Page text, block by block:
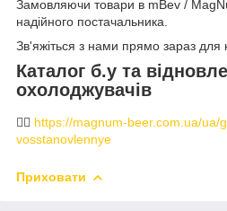
Замовляючи товари в mBev /
надійного постачальника.
Зв'яжіться з нами прямо зараз для
Каталог б.у та
охолоджувачів
👉🏻 https://magnum-beer.com.ua/ua/
vosstanovlennye
Приховати